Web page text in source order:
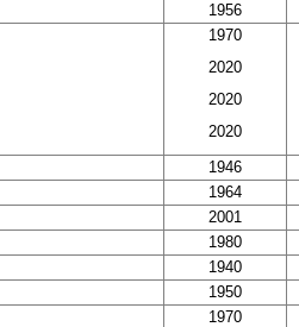
1956
1970
2020
2020
2020
1946
1964
2001
1980
1940
1950
1970